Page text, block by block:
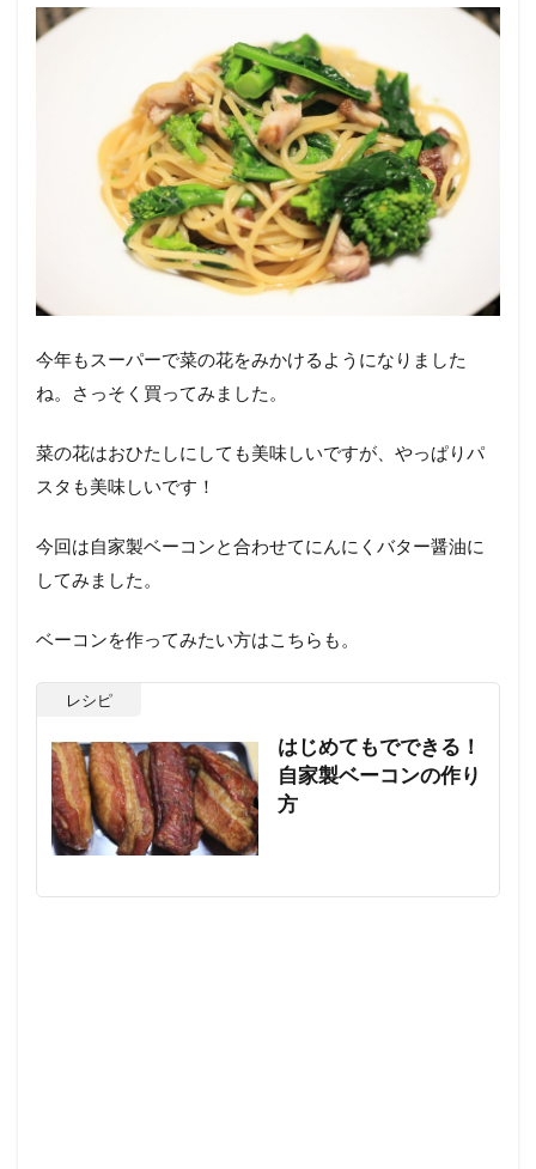
今年もスーパーで菜の花をみかけるようになりました
ね。さっそく買ってみました。
菜の花はおひたしにしても美味しいですが、やっぱりパ
スタも美味しいです！
今回は自家製ベーコンと合わせてにんにくバター醤油に
してみました。
ベーコンを作ってみたい方はこちらも。
レシピ
はじめてもでできる！
自家製ベーコンの作り
方